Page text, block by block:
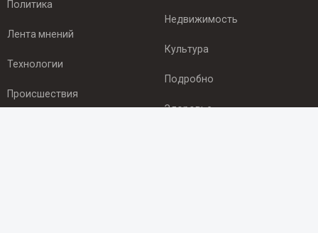
Политика
Лента мнений
Технологии
Происшествия
Недвижимость
Культура
Подробно
Здоровье